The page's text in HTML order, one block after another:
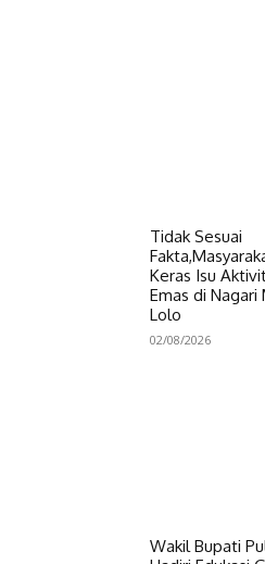
Tidak Sesuai
Keras Isu
Emas di Nagari
Lolo
02/08/2026
Wakil Bupati